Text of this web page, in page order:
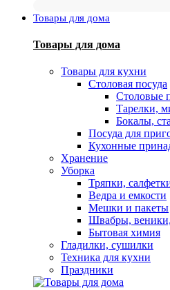
Товары для дома
Товары для дома
Товары для кухни
Столовая посуда
Столовые
Тарелки,
Бокалы,
Посуда для
Кухонные
Хранение
Уборка
Тряпки,
Ведра и емкости
Мешки и пакеты
Швабры,
Бытовая химия
Гладилки, сушилки
Техника для кухни
Праздники